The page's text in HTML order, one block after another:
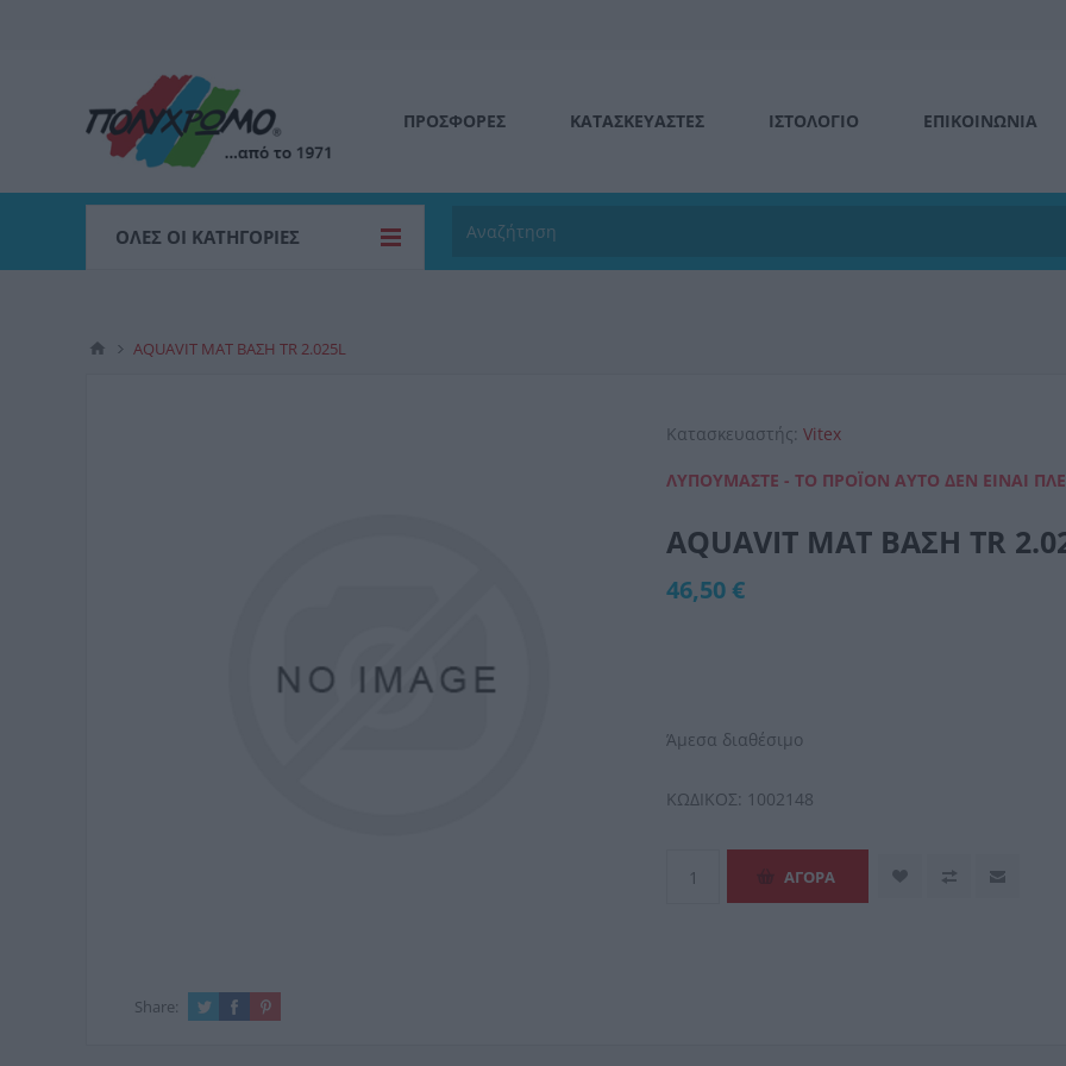
ΠΡΟΣΦΟΡΕΣ ΚΑΤΑΣΚΕΥΑΣΤΕΣ ΙΣΤΟΛΌΓΙΟ ΕΠΙΚΟΙΝΩΝΊΑ
ΌΛΕΣ ΟΙ ΚΑΤΗΓΟΡΊΕΣ
AQUAVIT MAT ΒΑΣΗ TR 2.025L
Κατασκευαστής: Vitex
ΛΥΠΟΎΜΑΣΤΕ - ΤΟ ΠΡΟΪΌΝ ΑΥΤΌ ΔΕΝ ΕΊΝΑΙ
AQUAVIT MAT ΒΑΣΗ TR
46,50 €
Άμεσα διαθέσιμο
ΚΩΔΙΚΟΣ: 1002148
Share: